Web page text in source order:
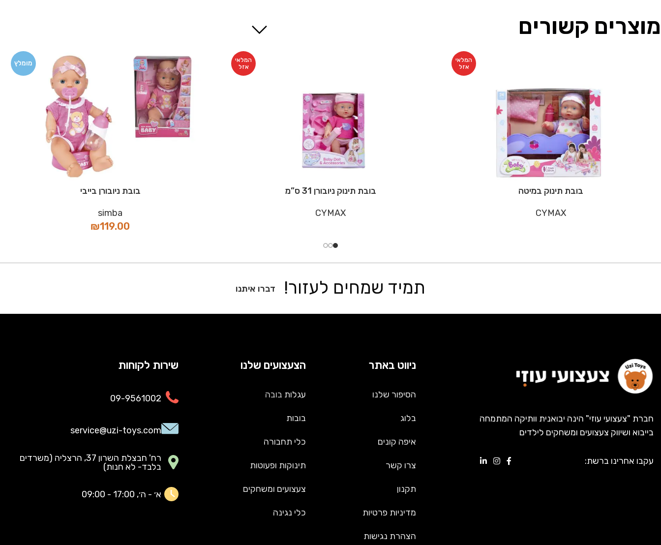
מוצרים קשורים
המלאי
אזל
בובת תינוק במיטה
CYMAX
המלאי
אזל
בובת תינוק ניובורן 31 ס”מ
CYMAX
מומלץ
בובת ניובורן בייבי
simba
₪119.00
תמיד שמחים לעזור! דברו איתנו
חברת "צעצועי עוזי" הינה יבואנית וותיקה המתמחה
בייבוא ושיווק צעצועים ומשחקים לילדים
עקבו אחרינו ברשת:
ניווט באתר
הסיפור שלנו
בלוג
איפה קונים
צרו קשר
תקנון
מדיניות פרטיות
הצהרת נגישות
הצעצועים שלנו
עגלות בובה
בובות
כלי תחבורה
תינוקות ופעוטות
צעצועים ומשחקים
כלי נגינה
שירות לקוחות
09-9561002
service@uzi-toys.com
רח' חבצלת השרון 37, הרצליה (משרדים
בלבד- לא חנות)
א׳ - ה׳, 17:00 - 09:00